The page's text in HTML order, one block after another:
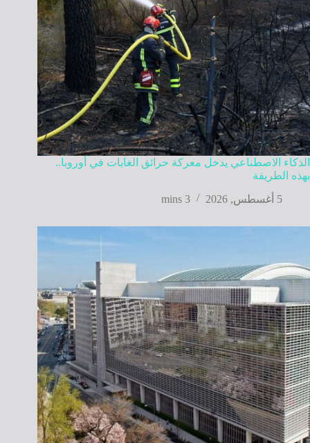
الذكاء الاصطناعي يدخل معركة حرائق الغابات في أوروبا..
بهذه الطريقة
5 أغسطس, 2026
3 mins